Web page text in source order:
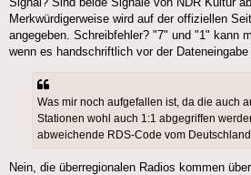
Merkwürdigerweise wird auf der offiziellen
angegeben. Schreibfehler? "7" und "1" kann
wenn es handschriftlich vor der
Was mir noch aufgefallen ist, da die auch
Stationen wohl auch 1:1 abgegriffen
abweichende RDS-Code vom
Nein, die überregionalen Radios kommen